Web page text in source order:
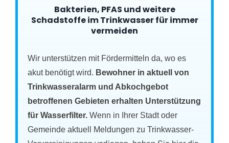
Bakterien, PFAS und weitere
Schadstoffe im Trinkwasser für immer
vermeiden
Wir unterstützen mit Fördermitteln da, wo es
akut benötigt wird. Bewohner in aktuell von
Trinkwasseralarm und Abkochgebot
betroffenen Gebieten erhalten Unterstützung
für Wasserfilter.Wenn in Ihrer Stadt oder
Gemeinde aktuell Meldungen zu Trinkwasser-